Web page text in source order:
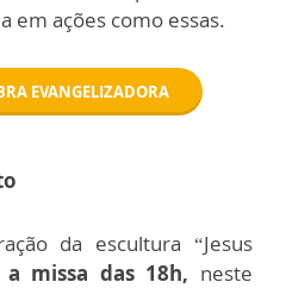
em ações como essas.
EVANGELIZADORA
da escultura “Jesus
a missa das 18h, neste